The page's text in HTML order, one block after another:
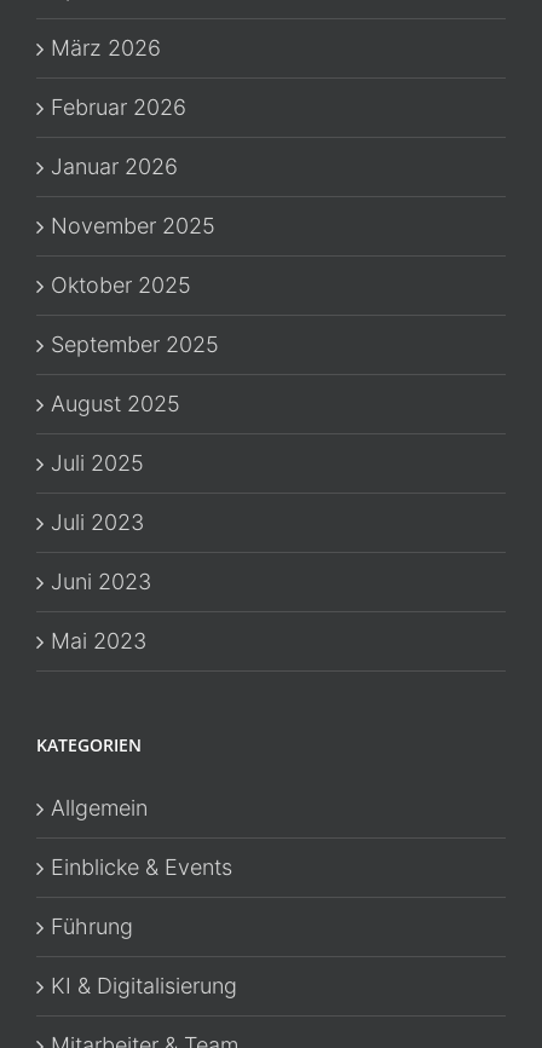
März 2026
Februar 2026
Januar 2026
November 2025
Oktober 2025
September 2025
August 2025
Juli 2025
Juli 2023
Juni 2023
Mai 2023
KATEGORIEN
Allgemein
Einblicke & Events
Führung
KI & Digitalisierung